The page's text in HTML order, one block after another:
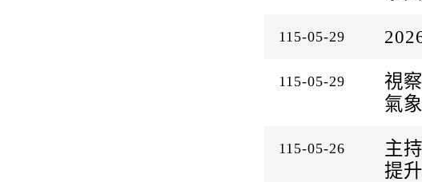
115-05-29
視
氣
115-05-29
主
提
115-05-26